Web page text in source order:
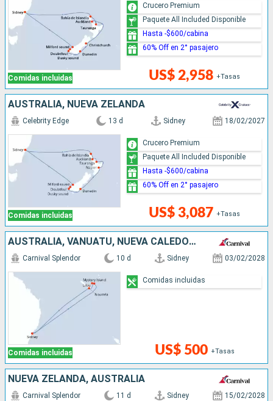
Comidas incluidas US$ 2,958 +Tasas
Crucero Premium
Paquete All Included Disponible
Hasta -$600/cabina
60% Off en 2° pasajero
AUSTRALIA, NUEVA ZELANDA
Comidas incluidas
Celebrity Edge 13 d Sidney 18/02/2027
US$ 3,087 +Tasas
Crucero Premium
Paquete All Included Disponible
Hasta -$600/cabina
60% Off en 2° pasajero
AUSTRALIA, VANUATU, NUEVA CALEDONIA
Comidas incluidas
Carnival Splendor 10 d Sidney 03/02/2028
US$ 500 +Tasas
Comidas incluidas
NUEVA ZELANDA, AUSTRALIA
Carnival Splendor 11 d Sidney 15/02/2028